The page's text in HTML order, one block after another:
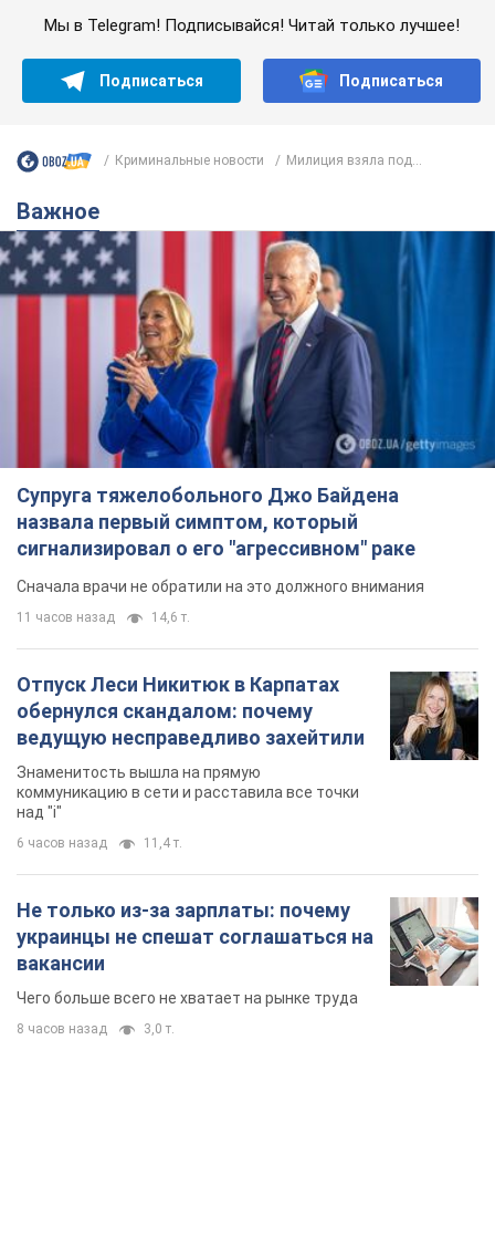
Мы в Telegram! Подписывайся! Читай только лучшее!
Подписаться Подписаться
Криминальные новости Милиция взяла под...
Важное
Супруга тяжелобольного Джо Байдена
назвала первый симптом, который
сигнализировал о его "агрессивном" раке
Сначала врачи не обратили на это должного внимания
11 часов назад 14,6 т.
Отпуск Леси Никитюк в Карпатах
обернулся скандалом: почему
ведущую несправедливо захейтили
Знаменитость вышла на прямую
коммуникацию в сети и расставила все точки
над "i"
6 часов назад 11,4 т.
Не только из-за зарплаты: почему
украинцы не спешат соглашаться на
вакансии
Чего больше всего не хватает на рынке труда
8 часов назад 3,0 т.